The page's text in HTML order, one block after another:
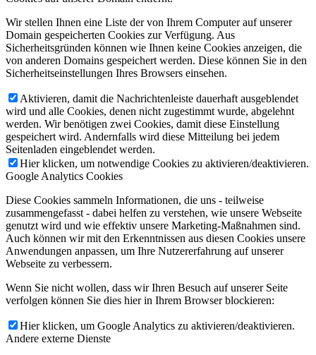
Wir stellen Ihnen eine Liste der von Ihrem Computer auf unserer
Domain gespeicherten Cookies zur Verfügung. Aus
Sicherheitsgründen können wie Ihnen keine Cookies anzeigen, die
von anderen Domains gespeichert werden. Diese können Sie in den
Sicherheitseinstellungen Ihres Browsers einsehen.
Aktivieren, damit die Nachrichtenleiste dauerhaft ausgeblendet
wird und alle Cookies, denen nicht zugestimmt wurde, abgelehnt
werden. Wir benötigen zwei Cookies, damit diese Einstellung
gespeichert wird. Andernfalls wird diese Mitteilung bei jedem
Seitenladen eingeblendet werden.
Hier klicken, um notwendige Cookies zu aktivieren/deaktivieren.
Google Analytics Cookies
Diese Cookies sammeln Informationen, die uns - teilweise
zusammengefasst - dabei helfen zu verstehen, wie unsere Webseite
genutzt wird und wie effektiv unsere Marketing-Maßnahmen sind.
Auch können wir mit den Erkenntnissen aus diesen Cookies unsere
Anwendungen anpassen, um Ihre Nutzererfahrung auf unserer
Webseite zu verbessern.
Wenn Sie nicht wollen, dass wir Ihren Besuch auf unserer Seite
verfolgen können Sie dies hier in Ihrem Browser blockieren:
Hier klicken, um Google Analytics zu aktivieren/deaktivieren.
Andere externe Dienste